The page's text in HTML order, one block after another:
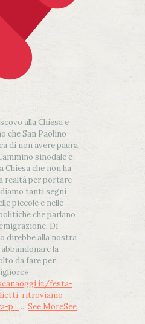
alla Chiesa e
che San Paolino
di non avere paura.
sinodale e
Chiesa che non ha
realtà per portare
tanti segni
piccole e nelle
che parlano
Di
direbbe alla nostra
la
da fare per
festa-
ritroviamo-
p... ... See MoreSee